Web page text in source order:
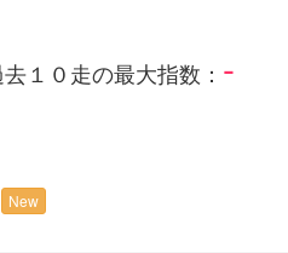
１０走の最大指数： -
New